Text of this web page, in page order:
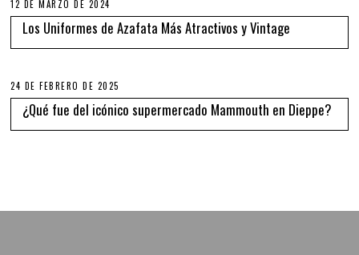
12 DE MARZO DE 2024
Los Uniformes de Azafata Más Atractivos y Vintage
24 DE FEBRERO DE 2025
¿Qué fue del icónico supermercado Mammouth en Dieppe?